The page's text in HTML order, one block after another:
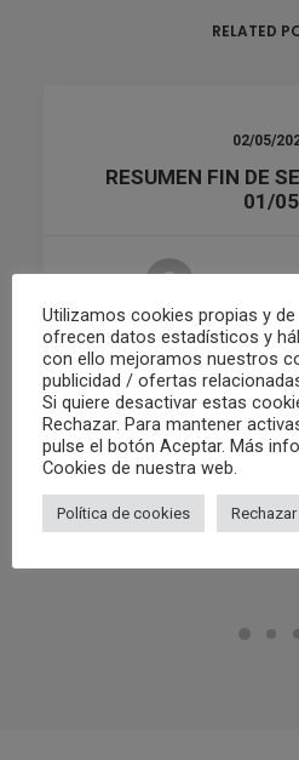
RELATED
02/05/
RESUMEN FIN DE
01/05
Utilizamos cookies propias y
ofrecen datos estadísticos y
con ello mejoramos nuestros
publicidad / ofertas
Si quiere desactivar estas
Rechazar. Para mantener
pulse el botón Aceptar. Más
Cookies de nuestra web.
Política de cookies